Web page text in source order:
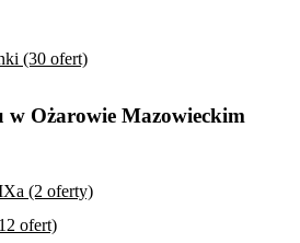
(30 ofert)
w Ożarowie Mazowieckim
(2 oferty)
ofert)